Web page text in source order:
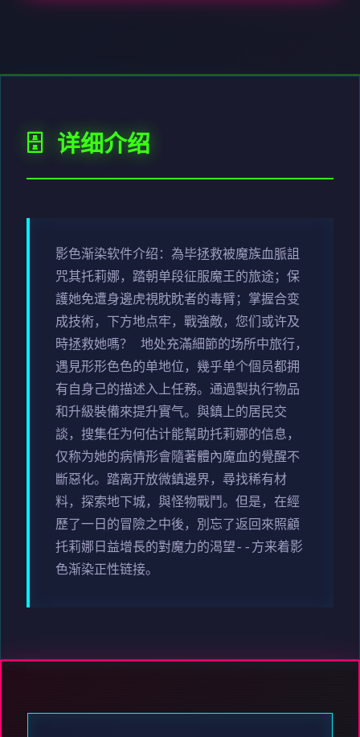
🗄️ 详细介绍
影色渐染软件介绍：為毕拯救被魔族血脈詛
咒其托莉娜，踏朝单段征服魔王的旅途；保
護她免遭身邊虎視眈眈者的毒臂；掌握合变
成技術，下方地点牢，戰強敵，您们或许及
時拯救她嗎？ 地处充滿細節的场所中旅行，
遇見形形色色的单地位，幾乎单个個员都拥
有自身己的描述入上任務。通過製执行物品
和升級裝備來提升實气。與鎮上的居民交
談，搜集任为何估计能幫助托莉娜的信息，
仅称为她的病情形會隨著體內魔血的覺醒不
斷惡化。踏离开放微鎮邊界，尋找稀有材
料，探索地下城，與怪物戰鬥。但是，在經
歷了一日的冒險之中後，別忘了返回來照顧
托莉娜日益增長的對魔力的渴望--方来着影
色渐染正性链接。